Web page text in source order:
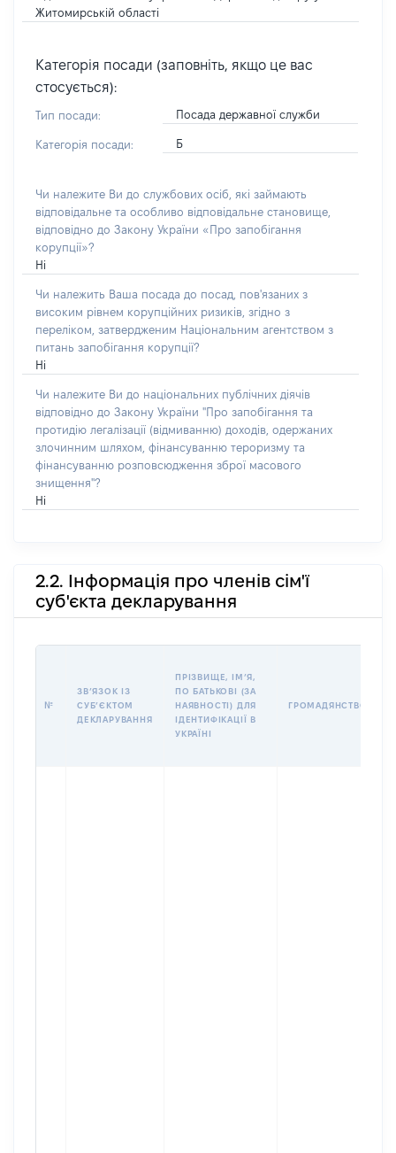
Житомирській області
Категорія посади (заповніть, якщо це вас
стосується):
Тип посади: Посада державної служби
Категорія посади: Б
Чи належите Ви до службових осіб, які займають
відповідальне та особливо відповідальне становище,
відповідно до Закону України «Про запобігання
корупції»?
Ні
Чи належить Ваша посада до посад, пов'язаних з
високим рівнем корупційних ризиків, згідно з
переліком, затвердженим Національним агентством з
питань запобігання корупції?
Ні
Чи належите Ви до національних публічних діячів
відповідно до Закону України "Про запобігання та
протидію легалізації (відмиванню) доходів, одержаних
злочинним шляхом, фінансуванню тероризму та
фінансуванню розповсюдження зброї масового
знищення"?
Ні
2.2. Інформація про членів сім'ї
суб'єкта декларування
№
ЗВʼЯЗОК ІЗ
СУБʼЄКТОМ
ДЕКЛАРУВАННЯ
ПРІЗВИЩЕ, ІМʼЯ,
ПО БАТЬКОВІ (ЗА
НАЯВНОСТІ) ДЛЯ
ІДЕНТИФІКАЦІЇ В
УКРАЇНІ
ГРОМАДЯНСТВО